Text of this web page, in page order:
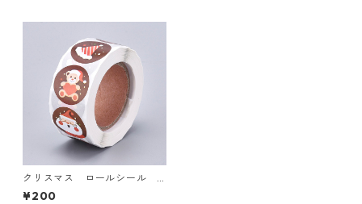
クリスマス ロールシール
【SL-xmas-04】
¥200